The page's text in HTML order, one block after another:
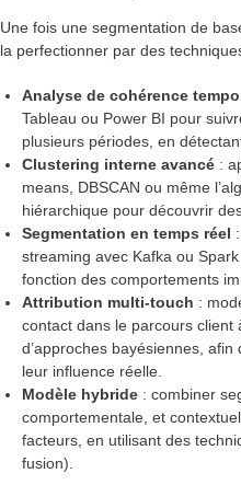
Une fois une segmentation de
la perfectionner par des
Analyse de cohérence
Tableau ou Power BI pour
plusieurs périodes, en
Clustering interne avancé :
means, DBSCAN ou même
hiérarchique pour découvrir
Segmentation en temps réel
streaming avec Kafka ou
fonction des comportements
Attribution multi-touch :
contact dans le parcours client
d’approches bayésiennes,
leur influence réelle.
Modèle hybride : combiner
comportementale, et
facteurs, en utilisant des
fusion).